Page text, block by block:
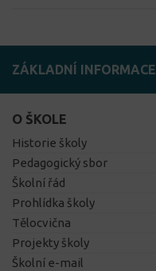
ZÁKLADNÍ INFORMACE
O ŠKOLE
Historie školy
Pedagogický sbor
Školní řád
Prohlídka školy
Tělocvična
Projekty školy
Školní e-mail